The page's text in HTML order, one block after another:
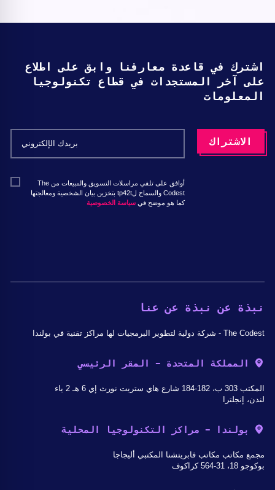
اشترك في قاعدة معارفنا وابق على اطلاع
على آخر المستجدات في قطاع تكنولوجيا
المعلومات
أوافق على تلقي مراسلات التسويق والمبيعات من The
Codest والسماح لtp42t بتخزين بيان الشخصية ومعالجتها
كما هو موضح في سياسة الخصوصية
نبذة عن نبذة عن عنا
The Codest - شركة دولية لتطوير البرمجيات لها مراكز تقنية في بولندا
المملكة المتحدة - المقر الرئيسي
المكتب 303 ب، 182-184 شارع هاي ستريت نورث إي 6 هـ 2 ياء
لندن، إنجلترا
بولندا - مراكز التكنولوجيا المحلية
مجمع مكاتب مكاتب فابريتشنا المكتبي أليجاجا
بوكوجو 18، 31-564 كراكوف